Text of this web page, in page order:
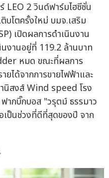
LEO 2 วินด์ฟาร์มไฮซีซั่น
บโตครั้งใหม่ บมจ.เสริม
เปิดผลการดำเนินงาน
งานอยู่ที่ 119.2 ล้านบาท
หมด ขณะที่ผลการ
ได้จากการขายไฟฟ้าและ
นิสงส์ Wind speed โรง
ากบิ๊กบอส "วรุตม์ ธรรมาว
ป็นช่วงที่ดีที่สุดของปี จาก